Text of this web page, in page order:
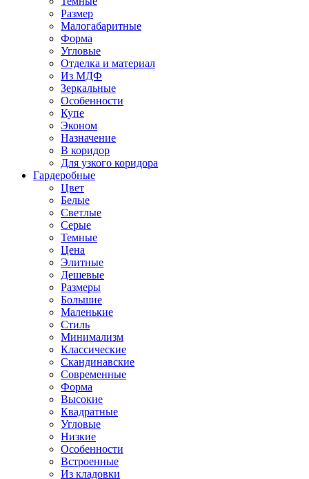
Размер
Малогабаритные
Форма
Угловые
Отделка и материал
Из МДФ
Зеркальные
Особенности
Купе
Эконом
Назначение
В коридор
Для узкого коридора
Гардеробные
Цвет
Белые
Светлые
Серые
Темные
Цена
Элитные
Дешевые
Размеры
Большие
Маленькие
Стиль
Минимализм
Классические
Скандинавские
Современные
Форма
Высокие
Квадратные
Угловые
Низкие
Особенности
Встроенные
Из кладовки